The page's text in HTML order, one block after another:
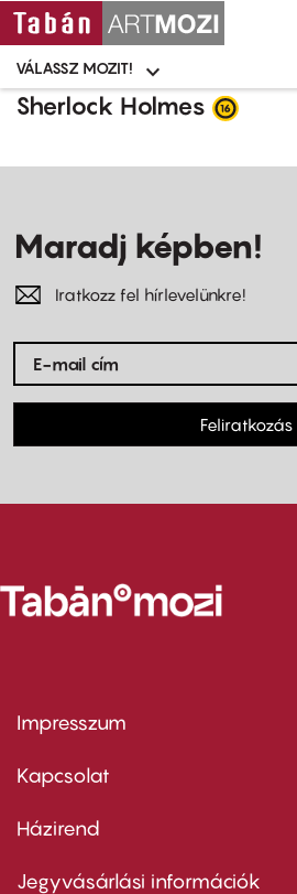
Ugrás
Moziválasztó
menü
VÁLASSZ MOZIT!
Sherlock Holmes
Maradj képben!
Iratkozz fel hírlevelünkre!
Feliratkozás
Footer
first
Impresszum
Kapcsolat
Footer
second
Házirend
Jegyvásárlási információk